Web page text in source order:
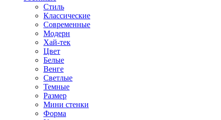
Стиль
Классические
Современные
Модерн
Хай-тек
Цвет
Белые
Венге
Светлые
Темные
Размер
Мини стенки
Форма